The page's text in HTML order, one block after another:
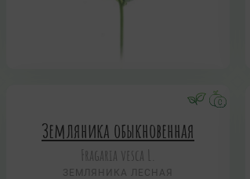
Земляника обыкновенная
Fragaria vesca L.
ЗЕМЛЯНИКА ЛЕСНАЯ